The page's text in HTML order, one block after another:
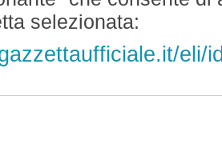
selezionata:
eli/